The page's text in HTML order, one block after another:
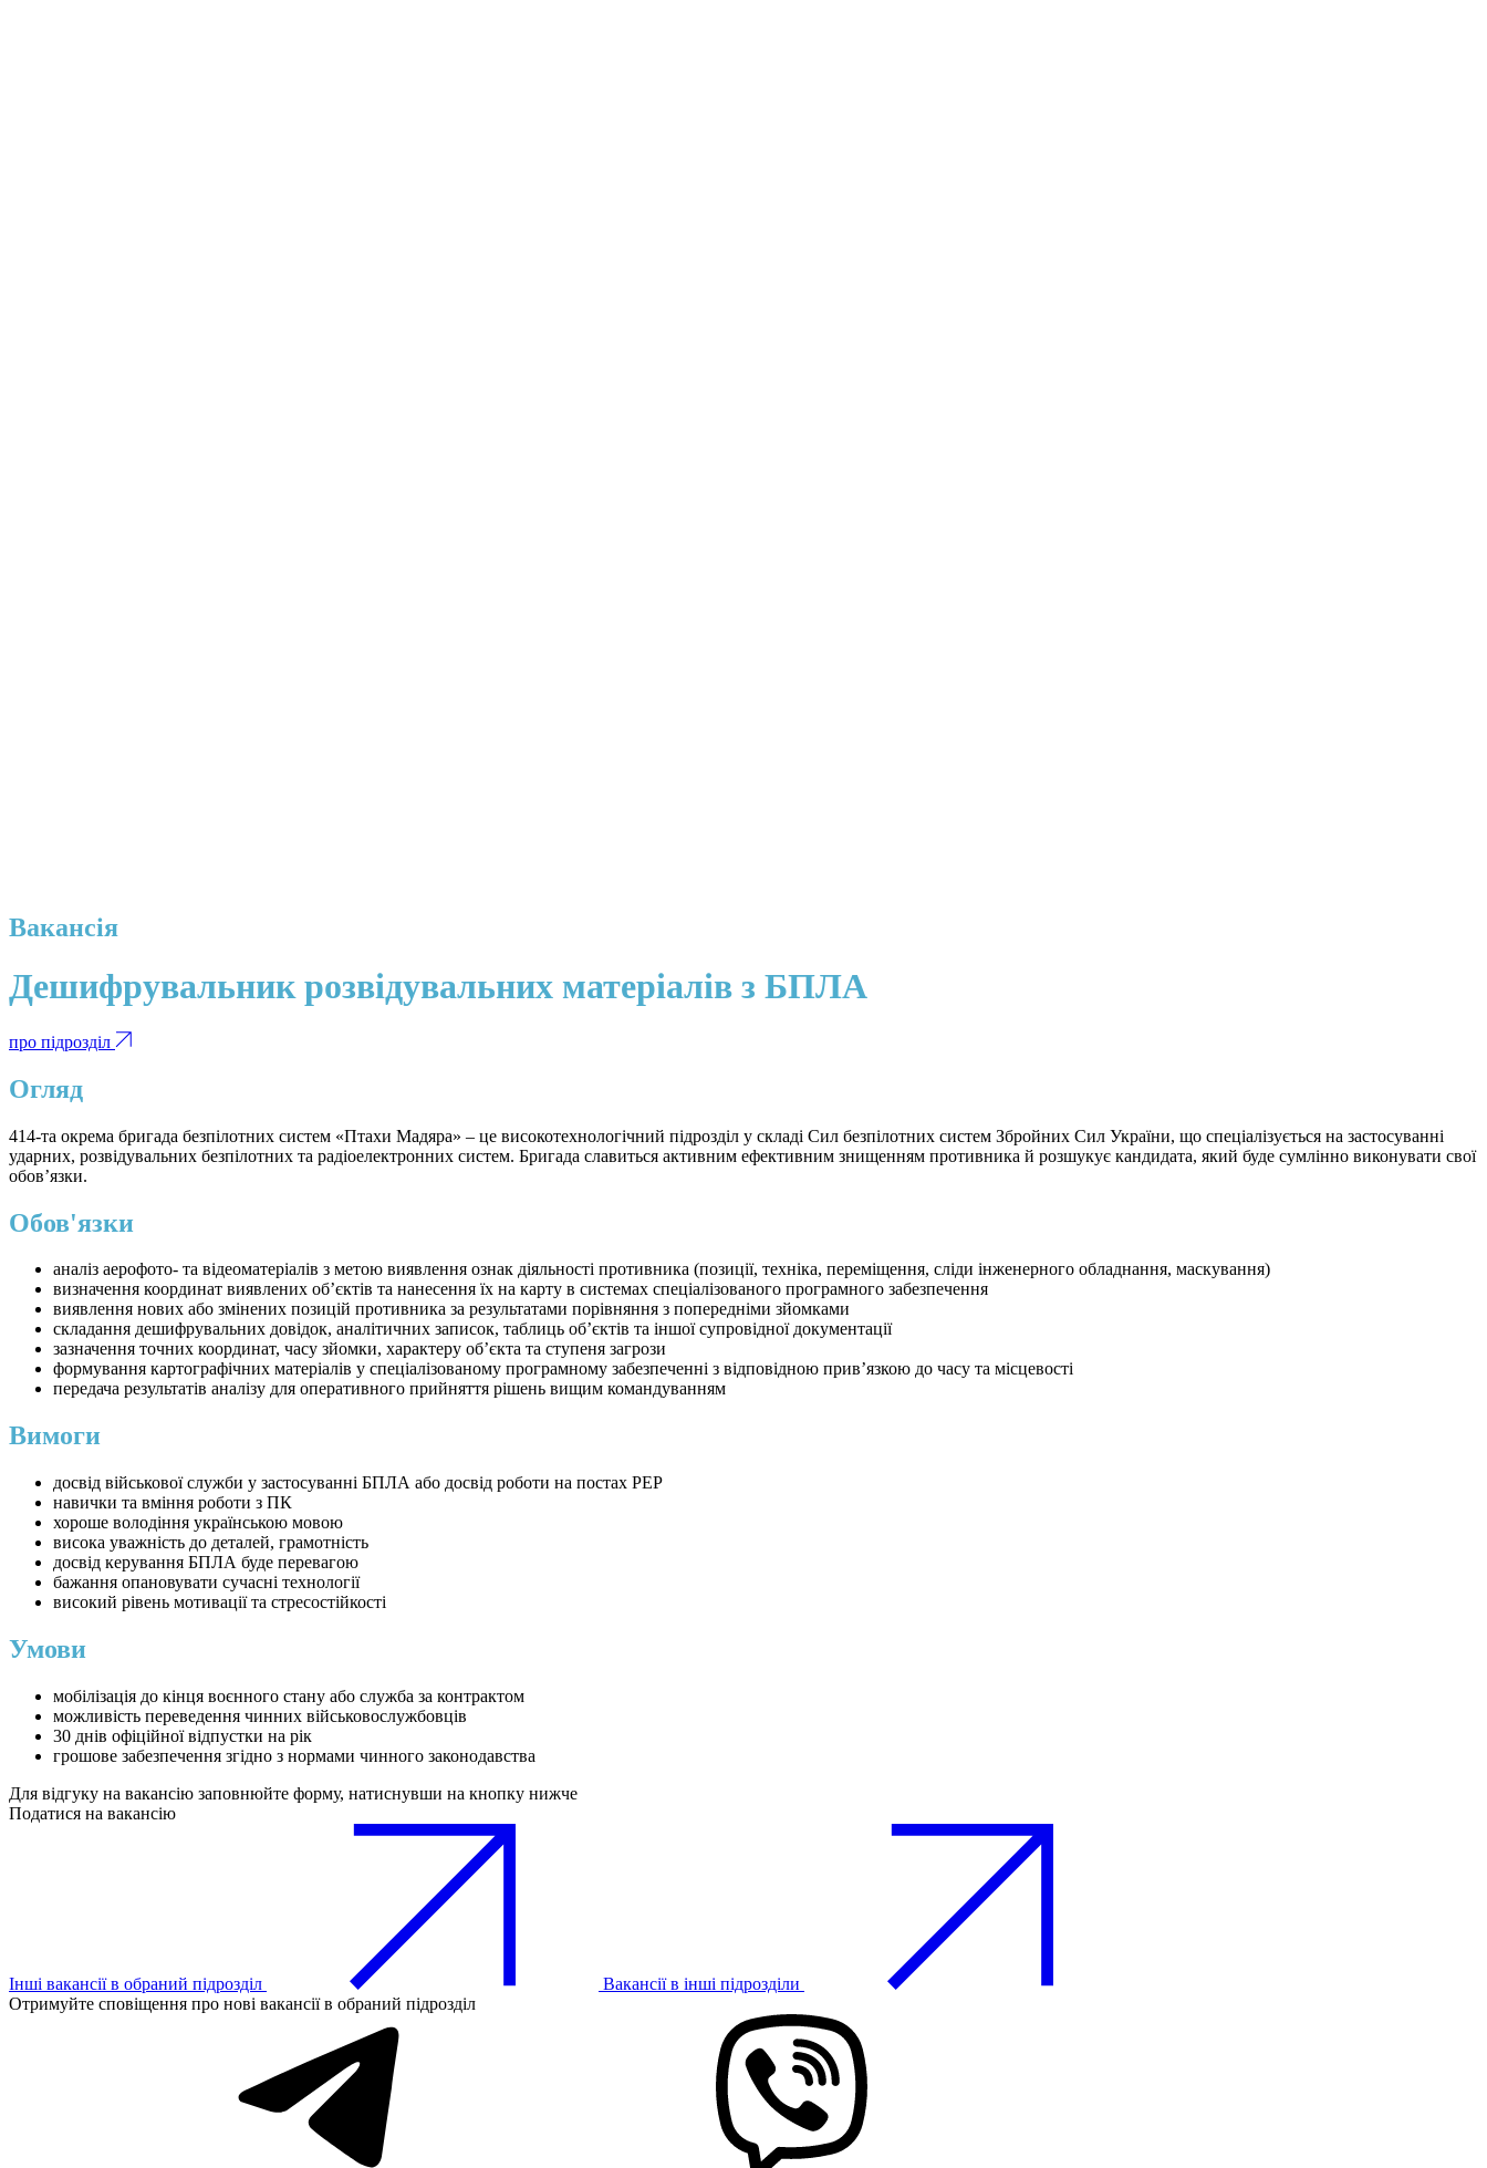
Вакансія
Дешифрувальник розвідувальних матеріалів з БПЛА
про підрозділ
Огляд
414-та окрема бригада безпілотних систем «Птахи Мадяра» – це високотехнологічний підрозділ у складі Сил безпілотних систем Збройних Сил України, що спеціалізується на застосуванні
ударних, розвідувальних безпілотних та радіоелектронних систем. Бригада славиться активним ефективним знищенням противника й розшукує кандидата, який буде сумлінно виконувати свої
обов’язки.
Обов'язки
аналіз аерофото- та відеоматеріалів з метою виявлення ознак діяльності противника (позиції, техніка, переміщення, сліди інженерного обладнання, маскування)
визначення координат виявлених об’єктів та нанесення їх на карту в системах спеціалізованого програмного забезпечення
виявлення нових або змінених позицій противника за результатами порівняння з попередніми зйомками
складання дешифрувальних довідок, аналітичних записок, таблиць об’єктів та іншої супровідної документації
зазначення точних координат, часу зйомки, характеру об’єкта та ступеня загрози
формування картографічних матеріалів у спеціалізованому програмному забезпеченні з відповідною прив’язкою до часу та місцевості
передача результатів аналізу для оперативного прийняття рішень вищим командуванням
Вимоги
досвід військової служби у застосуванні БПЛА або досвід роботи на постах РЕР
навички та вміння роботи з ПК
хороше володіння українською мовою
висока уважність до деталей, грамотність
досвід керування БПЛА буде перевагою
бажання опановувати сучасні технології
високий рівень мотивації та стресостійкості
Умови
мобілізація до кінця воєнного стану або служба за контрактом
можливість переведення чинних військовослужбовців
30 днів офіційної відпустки на рік
грошове забезпечення згідно з нормами чинного законодавства
Для відгуку на вакансію заповнюйте форму, натиснувши на кнопку нижче
Податися на вакансію
Інші вакансії в обраний підрозділ
Вакансії в інші підрозділи
Отримуйте сповіщення про нові вакансії в обраний підрозділ